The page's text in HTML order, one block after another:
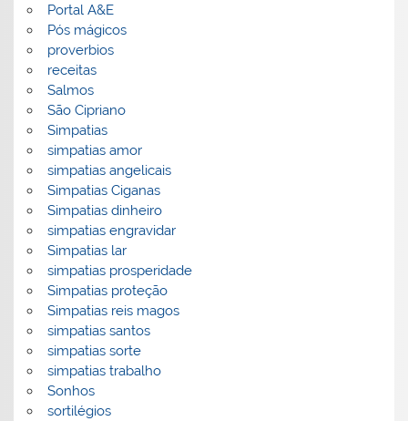
Portal A&E
Pós mágicos
proverbios
receitas
Salmos
São Cipriano
Simpatias
simpatias amor
simpatias angelicais
Simpatias Ciganas
Simpatias dinheiro
simpatias engravidar
Simpatias lar
simpatias prosperidade
Simpatias proteção
Simpatias reis magos
simpatias santos
simpatias sorte
simpatias trabalho
Sonhos
sortilégios